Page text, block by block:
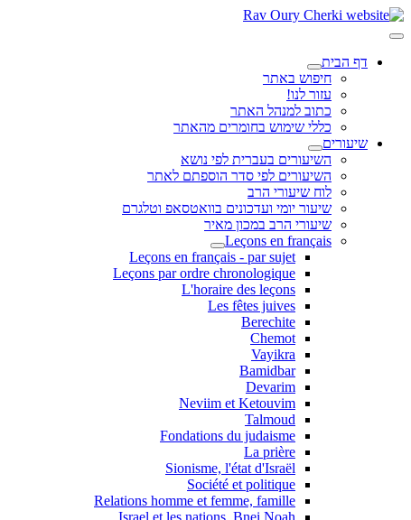
דף הבית
חיפוש באתר
עזור לנו!
כתוב למנהל האתר
כללי שימוש בחומרים מהאתר
שיעורים
השיעורים בעברית לפי נושא
השיעורים לפי סדר הוספתם לאתר
לוח שיעורי הרב
שיעור יומי ועדכונים בוואטסאפ וטלגרם
שיעורי הרב במכון מאיר
Leçons en français
Leçons en français - par sujet
Leçons par ordre chronologique
L'horaire des leçons
Les fêtes juives
Berechite
Chemot
Vayikra
Bamidbar
Devarim
Neviim et Ketouvim
Talmoud
Fondations du judaisme
La prière
Sionisme, l'état d'Israël
Société et politique
Relations homme et femme, famille
Israel et les nations, Bnei Noah